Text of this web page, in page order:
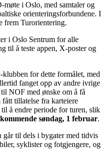
i Oslo, med samtaler og
orienteringsforbundene. I
frem Turorientering.
i Oslo Sentrum for alle
til å teste appen, X-poster og
for dette formålet, med
fanget opp av andre ivrige
NOF med ønske om å få
tillatelse fra karteiere
å endre periode for turen, slik
søndag, 1 februar.
går til dels i bygater med tidvis
syklister og fotgjengere, og